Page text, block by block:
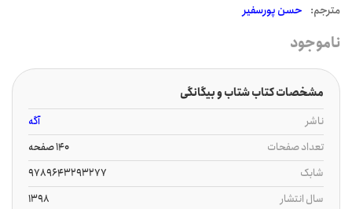
مترجم: حسن پورسفیر
ناموجود
مشخصات کتاب شتاب و بیگانگی
ناشر
آگه
تعداد صفحات
140 صفحه
شابک
9789643293277
سال انتشار
1398